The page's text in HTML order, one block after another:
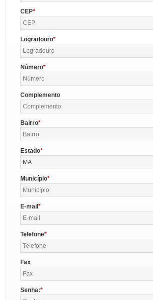
CEP
Logradouro
Número
Complemento
Bairro
Estado
MA
Município
E-mail
Telefone
Fax
Senha: